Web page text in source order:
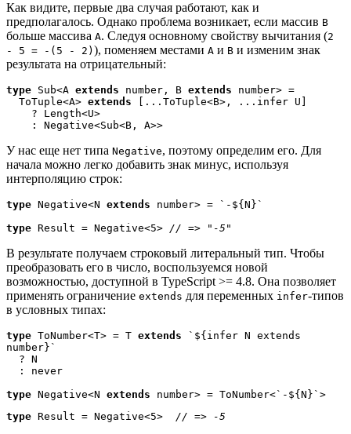
Как видите, первые два случая работают, как и
предполагалось. Однако проблема возникает, если массив B
больше массива A. Следуя основному свойству вычитания (2
- 5 = -(5 - 2) ), поменяем местами A и B и изменим знак
результата на отрицательный:
type Sub<A extends number, B extends number> =
  ToTuple<A>
extends [...ToTuple<B>, ...infer U]
    ? Length<U>
    : Negative<Sub<B, A>>
У нас еще нет типа Negative, поэтому определим его. Для
начала можно легко добавить знак минус, используя
интерполяцию строк:
type Negative<N extends number> = `-${N}`
type Result = Negative<5> // => "-5"
В результате получаем строковый литеральный тип. Чтобы
преобразовать его в число, воспользуемся новой
возможностью, доступной в TypeScript >= 4.8. Она позволяет
применять ограничение extends для переменных infer-типов
в условных типах:
type ToNumber<T> = T extends `${infer N extends
number}`
type Negative<N extends number> = ToNumber<`-${N}`>
type Result = Negative<5> // => -5